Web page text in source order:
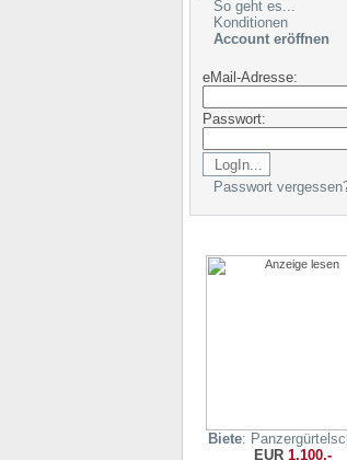
So geht es...
Konditionen
Account eröffnen
eMail-Adresse:
Passwort:
Passwort
Biete:
EUR 1.100,-